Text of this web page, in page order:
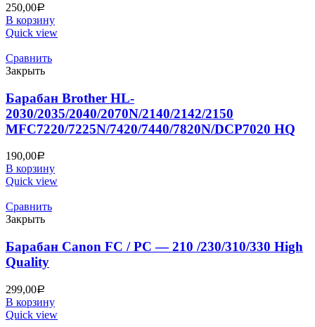
250,00Р
В корзину
Quick view
Сравнить
Закрыть
Барабан Brother HL-
2030/2035/2040/2070N/2140/2142/2150
MFC7220/7225N/7420/7440/7820N/DCP7020 HQ
190,00Р
В корзину
Quick view
Сравнить
Закрыть
Барабан Canon FC / PC — 210 /230/310/330 High
Quality
299,00Р
В корзину
Quick view